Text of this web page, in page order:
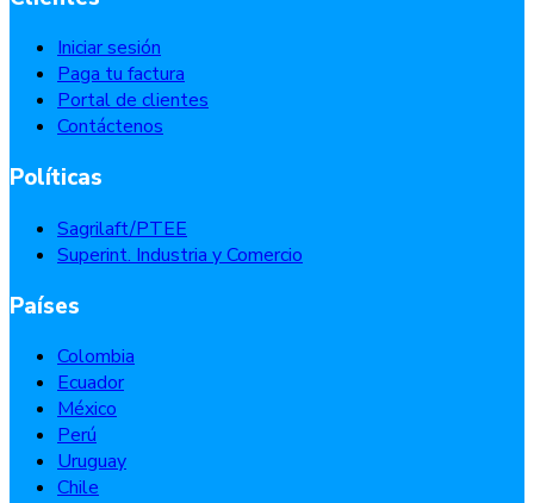
Iniciar sesión
Paga tu factura
Portal de clientes
Contáctenos
Políticas
Sagrilaft/PTEE
Superint. Industria y Comercio
Países
Colombia
Ecuador
México
Perú
Uruguay
Chile